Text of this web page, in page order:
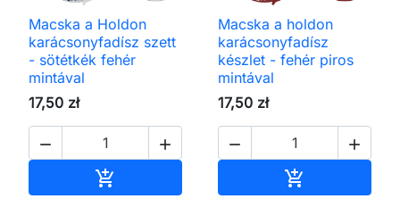
Macska a Holdon
karácsonyfadísz szett
- sötétkék fehér
mintával
17,50 zł
 

Macska a holdon
karácsonyfadísz
készlet - fehér piros
mintával
17,50 zł
 
